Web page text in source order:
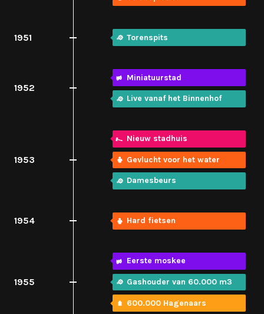
1951 Torenspits
1952
Miniatuurstad
Live vanaf het Binnenhof
1953
Nieuw stadhuis
Gevlucht voor het water
Damesbeurs
1954 Hard fietsen
1955
Eerste moskee
Gashouder van 60.000 m3
600.000 Hagenaars